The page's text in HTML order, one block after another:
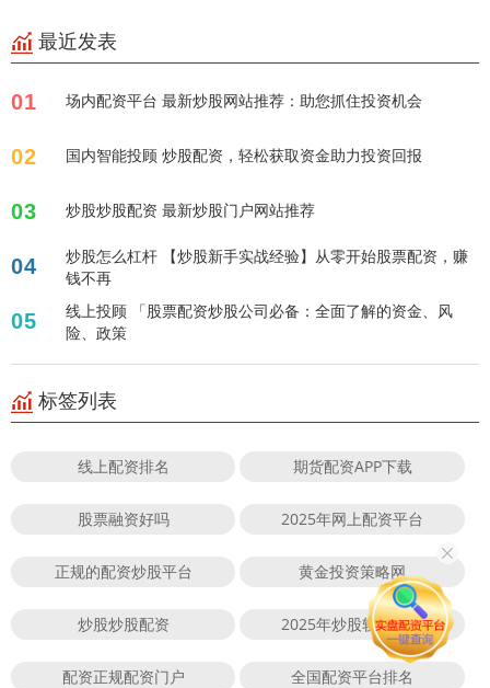
最近发表
01 场内配资平台 最新炒股网站推荐：助您抓住投资机会
02 国内智能投顾 炒股配资，轻松获取资金助力投资回报
03 炒股炒股配资 最新炒股门户网站推荐
04
炒股怎么杠杆 【炒股新手实战经验】从零开始股票配资，赚
钱不再
05
线上投顾 「股票配资炒股公司必备：全面了解的资金、风
险、政策
标签列表
线上配资排名 期货配资APP下载
股票融资好吗 2025年网上配资平台
正规的配资炒股平台 黄金投资策略网
炒股炒股配资 2025年炒股软件下载
配资正规配资门户 全国配资平台排名